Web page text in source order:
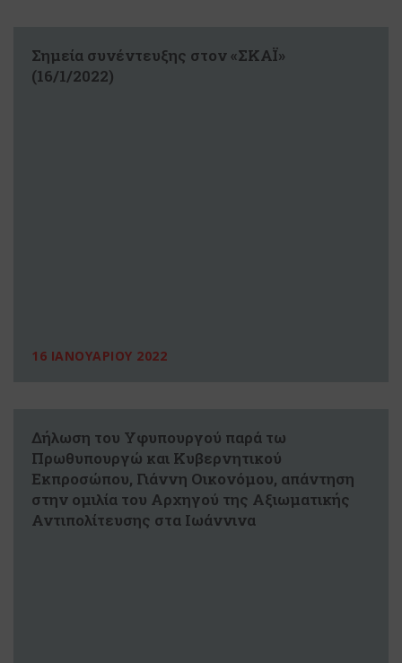
Σημεία συνέντευξης στον «ΣΚΑΪ»
(16/1/2022)
16 ΙΑΝΟΥΑΡΙΟΥ 2022
Δήλωση του Υφυπουργού παρά τω
Πρωθυπουργώ και Κυβερνητικού
Εκπροσώπου, Γιάννη Οικονόμου, απάντηση
στην ομιλία του Αρχηγού της Αξιωματικής
Αντιπολίτευσης στα Ιωάννινα